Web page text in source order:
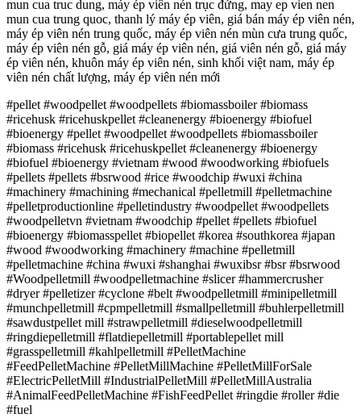
mun cua truc dung, máy ép viên nén trục đứng, may ep vien nen
mun cua trung quoc, thanh lý máy ép viên, giá bán máy ép viên nén,
máy ép viên nén trung quốc, máy ép viên nén mùn cưa trung quốc,
máy ép viên nén gỗ, giá máy ép viên nén, giá viên nén gỗ, giá máy
ép viên nén, khuôn máy ép viên nén, sinh khối việt nam, máy ép
viên nén chất lượng, máy ép viên nén mới
#pellet #woodpellet #woodpellets #biomassboiler #biomass
#ricehusk #ricehuskpellet #cleanenergy #bioenergy #biofuel
#bioenergy #pellet #woodpellet #woodpellets #biomassboiler
#biomass #ricehusk #ricehuskpellet #cleanenergy #bioenergy
#biofuel #bioenergy #vietnam #wood #woodworking #biofuels
#pellets #pellets #bsrwood #rice #woodchip #wuxi #china
#machinery #machining #mechanical #pelletmill #pelletmachine
#pelletproductionline #pelletindustry #woodpellet #woodpellets
#woodpelletvn #vietnam #woodchip #pellet #pellets #biofuel
#bioenergy #biomasspellet #biopellet #korea #southkorea #japan
#wood #woodworking #machinery #machine #pelletmill
#pelletmachine #china #wuxi #shanghai #wuxibsr #bsr #bsrwood
#Woodpelletmill #woodpelletmachine #slicer #hammercrusher
#dryer #pelletizer #cyclone #belt #woodpelletmill #minipelletmill
#munchpelletmill #cpmpelletmill #smallpelletmill #buhlerpelletmill
#sawdustpellet mill #strawpelletmill #dieselwoodpelletmill
#ringdiepelletmill #flatdiepelletmill #portablepellet mill
#grasspelletmill #kahlpelletmill #PelletMachine
#FeedPelletMachine #PelletMillMachine #PelletMillForSale
#ElectricPelletMill #IndustrialPelletMill #PelletMillAustralia
#AnimalFeedPelletMachine #FishFeedPellet #ringdie #roller #die
#fuel